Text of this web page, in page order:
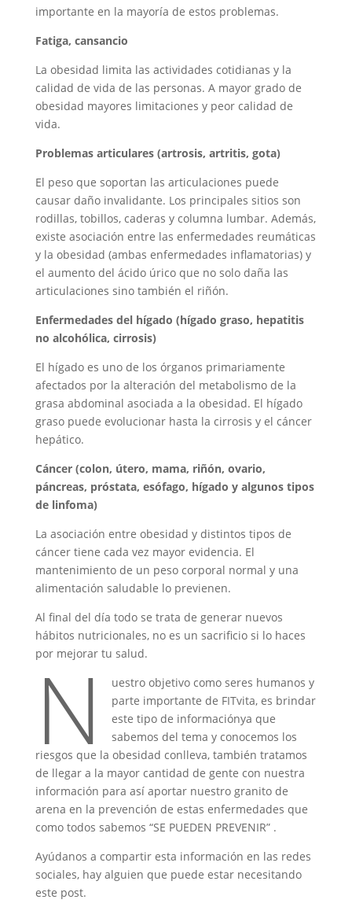
importante en la mayoría de estos problemas.
Fatiga, cansancio
La obesidad limita las actividades cotidianas y la
calidad de vida de las personas. A mayor grado de
obesidad mayores limitaciones y peor calidad de
vida.
Problemas articulares (artrosis, artritis, gota)
El peso que soportan las articulaciones puede
causar daño invalidante. Los principales sitios son
rodillas, tobillos, caderas y columna lumbar. Además,
existe asociación entre las enfermedades reumáticas
y la obesidad (ambas enfermedades inflamatorias) y
el aumento del ácido úrico que no solo daña las
articulaciones sino también el riñón.
Enfermedades del hígado (hígado graso, hepatitis
no alcohólica, cirrosis)
El hígado es uno de los órganos primariamente
afectados por la alteración del metabolismo de la
grasa abdominal asociada a la obesidad. El hígado
graso puede evolucionar hasta la cirrosis y el cáncer
hepático.
Cáncer (colon, útero, mama, riñón, ovario,
páncreas, próstata, esófago, hígado y algunos tipos
de linfoma)
La asociación entre obesidad y distintos tipos de
cáncer tiene cada vez mayor evidencia. El
mantenimiento de un peso corporal normal y una
alimentación saludable lo previenen.
Al final del día todo se trata de generar nuevos
hábitos nutricionales, no es un sacrificio si lo haces
por mejorar tu salud.
N
uestro objetivo como seres humanos y
parte importante de FITvita, es brindar
este tipo de informaciónya que
sabemos del tema y conocemos los
riesgos que la obesidad conlleva, también tratamos
de llegar a la mayor cantidad de gente con nuestra
información para así aportar nuestro granito de
arena en la prevención de estas enfermedades que
como todos sabemos “SE PUEDEN PREVENIR” .
Ayúdanos a compartir esta información en las redes
sociales, hay alguien que puede estar necesitando
este post.